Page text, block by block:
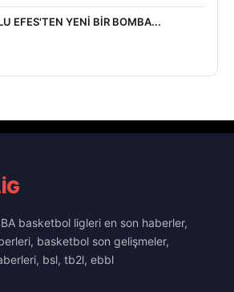
EFES'TEN YENİ BİR BOMBA...
basketbol ligleri en son haberler,
basketbol son gelişmeler,
bsl, tb2l, ebbl